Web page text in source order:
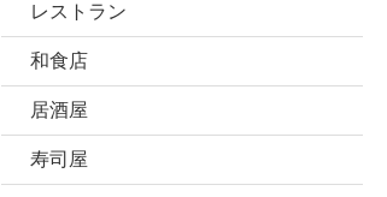
レストラン
和食店
居酒屋
寿司屋